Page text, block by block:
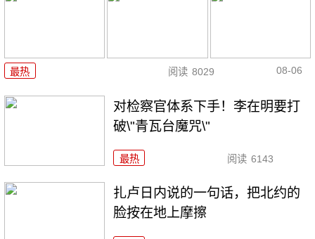
最热 阅读 8029 08-06
对检察官体系下手！李在明要打
破\"青瓦台魔咒\"
最热 阅读 6143
扎卢日内说的一句话，把北约的
脸按在地上摩擦